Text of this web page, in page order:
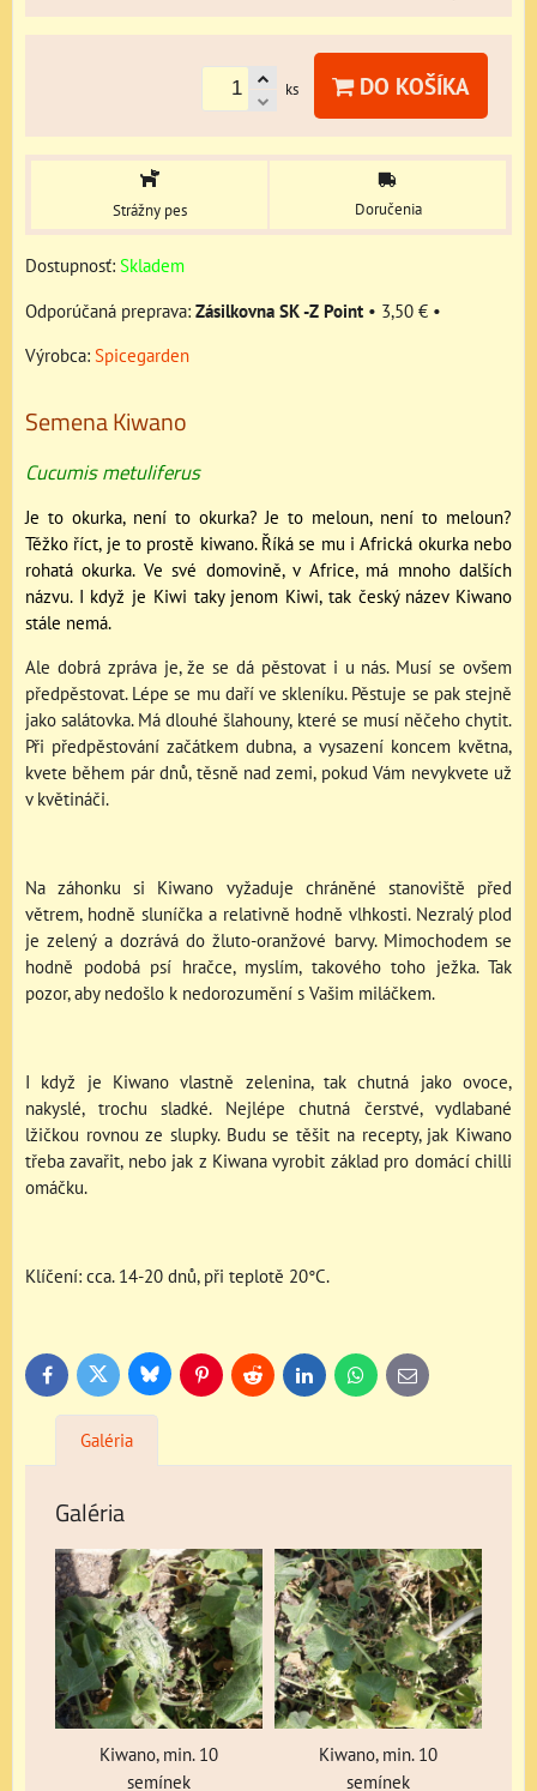
ks DO KOŠÍKA
Strážny pes Doručenia
Dostupnosť: Skladem
Zásilkovna SK -Z Point • 3,50 € •
Výrobca: Spicegarden
Semena Kiwano
Cucumis metuliferus
Je to okurka, není to okurka? Je to meloun, není to meloun?
Těžko říct, je to prostě kiwano. Říká se mu i Africká okurka nebo
rohatá okurka. Ve své domovině, v Africe, má mnoho dalších
názvu. I když je Kiwi taky jenom Kiwi, tak český název Kiwano
stále nemá.
Ale dobrá zpráva je, že se dá pěstovat i u nás. Musí se ovšem
předpěstovat. Lépe se mu daří ve skleníku. Pěstuje se pak stejně
jako salátovka. Má dlouhé šlahouny, které se musí něčeho chytit.
Při předpěstování začátkem dubna, a vysazení koncem května,
kvete během pár dnů, těsně nad zemi, pokud Vám nevykvete už
v květináči.
Na záhonku si Kiwano vyžaduje chráněné stanoviště před
větrem, hodně sluníčka a relativně hodně vlhkosti. Nezralý plod
je zelený a dozrává do žluto-oranžové barvy. Mimochodem se
hodně podobá psí hračce, myslím, takového toho ježka. Tak
pozor, aby nedošlo k nedorozumění s Vašim miláčkem.
I když je Kiwano vlastně zelenina, tak chutná jako ovoce,
nakyslé, trochu sladké. Nejlépe chutná čerstvé, vydlabané
lžičkou rovnou ze slupky. Budu se těšit na recepty, jak Kiwano
třeba zavařit, nebo jak z Kiwana vyrobit základ pro domácí chilli
omáčku.
Klíčení: cca. 14-20 dnů, při teplotě 20°C.
FacebookTwitter BlueskyPinterestReddit LinkedInWhatsApp
E-
mail
Galéria
Galéria
Kiwano, min. 10
semínek
Kiwano, min. 10
semínek